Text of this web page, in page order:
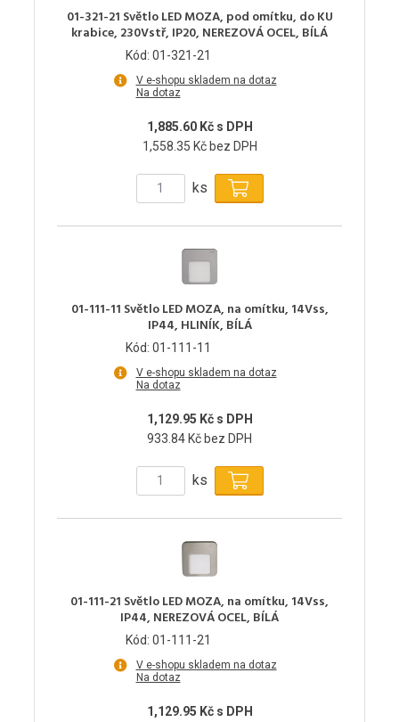
01-321-21 Světlo LED MOZA, pod omítku, do KU
krabice, 230Vstř, IP20, NEREZOVÁ OCEL, BÍLÁ
Kód: 01-321-21
V e-shopu skladem na dotaz
Na dotaz
1,885.60 Kč s DPH
1,558.35 Kč bez DPH
ks
01-111-11 Světlo LED MOZA, na omítku, 14Vss,
IP44, HLINÍK, BÍLÁ
Kód: 01-111-11
V e-shopu skladem na dotaz
Na dotaz
1,129.95 Kč s DPH
933.84 Kč bez DPH
ks
01-111-21 Světlo LED MOZA, na omítku, 14Vss,
IP44, NEREZOVÁ OCEL, BÍLÁ
Kód: 01-111-21
V e-shopu skladem na dotaz
Na dotaz
1,129.95 Kč s DPH